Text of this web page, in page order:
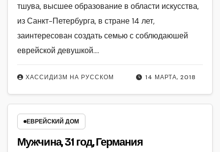
14 МАРТА, 2018
ХАССИДИЗМ НА РУССКОМ
тшува, высшее образование в области искусства,
из Санкт-Петербурга, в стране 14 лет,
заинтересован создать семью с соблюдаюшей
еврейской девушкой.…
ЕВРЕЙСКИЙ ДОМ
Мужчина, 31 год, Германия